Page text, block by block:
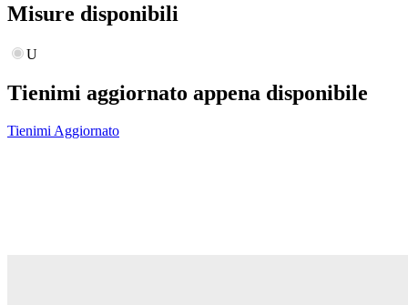
Misure disponibili
U
Tienimi aggiornato appena disponibile
Tienimi Aggiornato